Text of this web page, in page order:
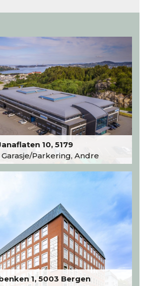
10, 5179
Parkering, Andre
1, 5003 Bergen